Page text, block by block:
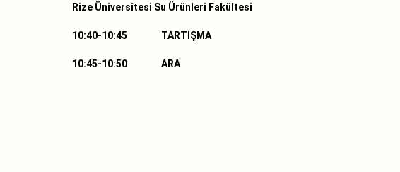
Rize Üniversitesi Su Ürünleri Fakültesi
10:40-10:45 TARTIŞMA
10:45-10:50 ARA